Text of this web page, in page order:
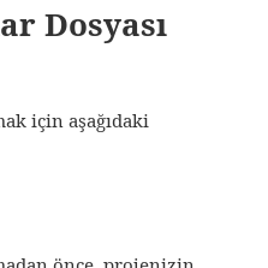
Dosyası
için aşağıdaki